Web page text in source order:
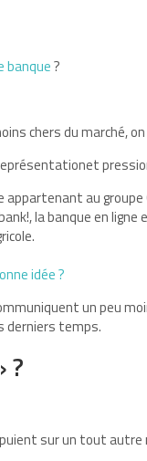
banque?
chers du marché,
appartenant au
la banque en ligne
idée ?
un peu
derniers temps.
?
sur un tout autre